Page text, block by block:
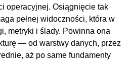
operacyjnej. Osiągnięcie tak
pełnej widoczności, która w
metryki i ślady. Powinna ona
— od warstwy danych, przez
aż po same fundamenty